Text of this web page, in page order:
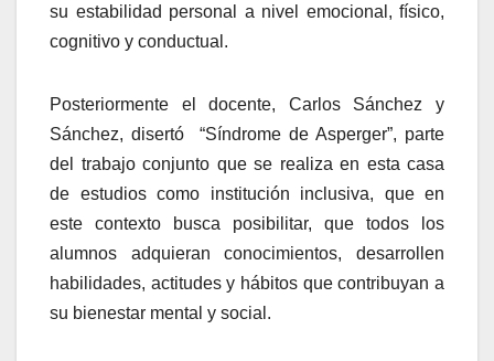
su estabilidad personal a nivel emocional, físico,
cognitivo y conductual.
Posteriormente el docente, Carlos Sánchez y
Sánchez, disertó “Síndrome de Asperger”, parte
del trabajo conjunto que se realiza en esta casa
de estudios como institución inclusiva, que en
este contexto busca posibilitar, que todos los
alumnos adquieran conocimientos, desarrollen
habilidades, actitudes y hábitos que contribuyan a
su bienestar mental y social.